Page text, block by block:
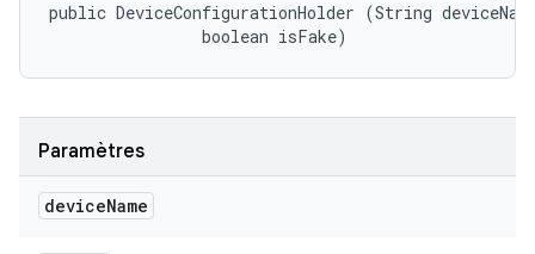
public DeviceConfigurationHolder (String
                boolean isFake)
Paramètres
deviceName